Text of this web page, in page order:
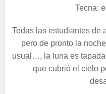
Tecna:
Todas las estudiantes de
pero de pronto la
usual…, la luna es
que cubrió el cielo